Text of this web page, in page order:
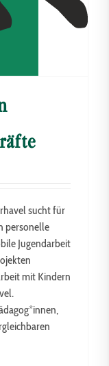
sucht für
personelle
Jugendarbeit
mit Kindern